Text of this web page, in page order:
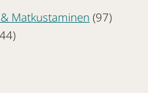
Matkustaminen (97)